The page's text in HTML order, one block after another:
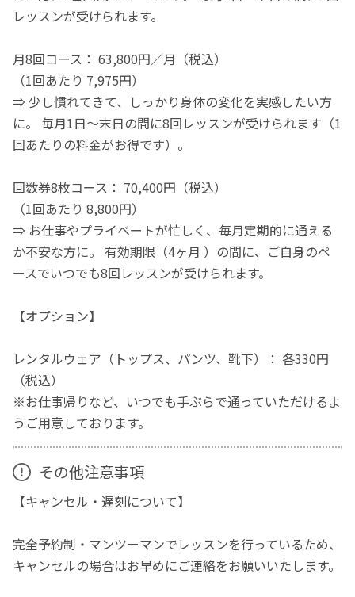
レッスンが受けられます。
月8回コース： 63,800円／月（税込）
（1回あたり 7,975円）
⇒ 少し慣れてきて、しっかり身体の変化を実感したい方
に。 毎月1日〜末日の間に8回レッスンが受けられます（1
回あたりの料金がお得です）。
回数券8枚コース： 70,400円（税込）
（1回あたり 8,800円）
⇒ お仕事やプライベートが忙しく、毎月定期的に通える
か不安な方に。 有効期限（4ヶ月 ）の間に、ご自身のペ
ースでいつでも8回レッスンが受けられます。
【オプション】
レンタルウェア（トップス、パンツ、靴下）： 各330円
（税込）
※お仕事帰りなど、いつでも手ぶらで通っていただけるよ
うご用意しております。
その他注意事項
【キャンセル・遅刻について】
完全予約制・マンツーマンでレッスンを行っているため、
キャンセルの場合はお早めにご連絡をお願いいたします。